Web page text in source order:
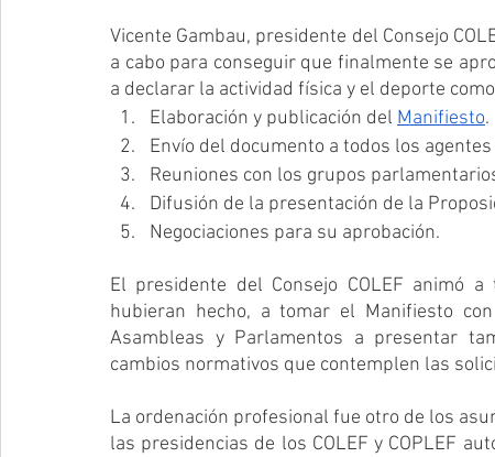
Vicente Gambau, presidente del Consejo
a cabo para conseguir que finalmente se
a declarar la actividad física y el deporte
Elaboración y publicación del Manifiesto.
Envío del documento a todos los
Reuniones con los grupos
Difusión de la presentación de la
Negociaciones para su aprobación.
El presidente del Consejo COLEF animó
hubieran hecho, a tomar el Manifiesto
Asambleas y Parlamentos a presentar
cambios normativos que contemplen las
La ordenación profesional fue otro de los
las presidencias de los COLEF y COPLEF